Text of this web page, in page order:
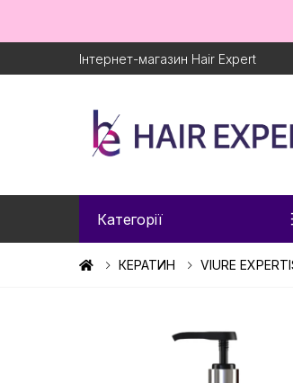
Інтернет-магазин Hair Expert
Категорії
КЕРАТИН VIURE